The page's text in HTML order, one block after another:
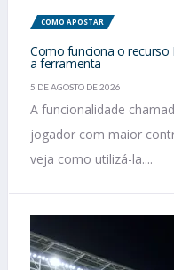
COMO APOSTAR
Como funciona o recurso
a ferramenta
5 DE AGOSTO DE 2026
A funcionalidade
jogador com maior
veja como utilizá-la....